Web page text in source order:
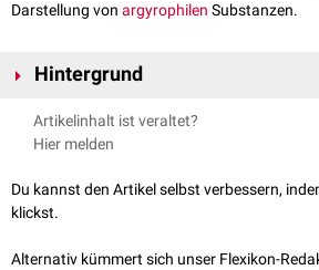
Darstellung von argyrophilen Substanzen.
Hintergrund
Die Grimelius-Färbung verwendet eine
im
neuroendokrine Tumoren wie
Karzinoide
werden.
Artikelinhalt ist veraltet?
Hier melden
Du kannst den Artikel selbst verbessern,
klickst.
Alternativ kümmert sich unser Flexikon-